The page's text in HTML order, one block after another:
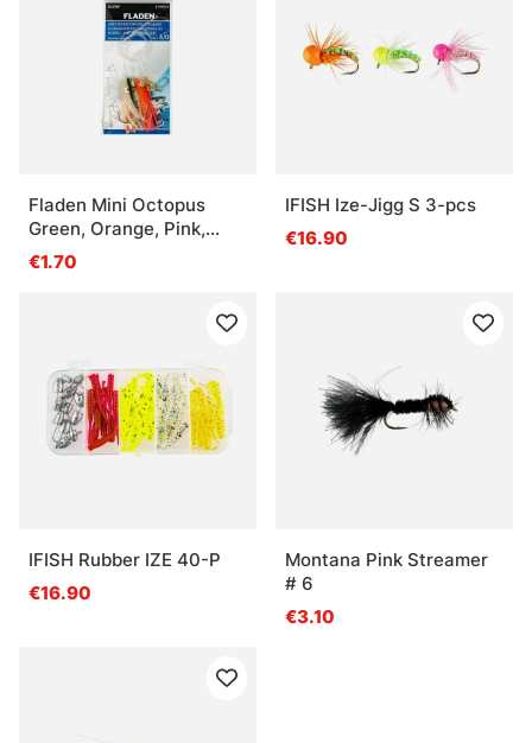
Fladen Mini Octopus
Green, Orange, Pink,
Hook Size 6/0
€1.70
IFISH Ize-Jigg S 3-pcs
€16.90
IFISH Rubber IZE 40-P
€16.90
Montana Pink Streamer
# 6
€3.10